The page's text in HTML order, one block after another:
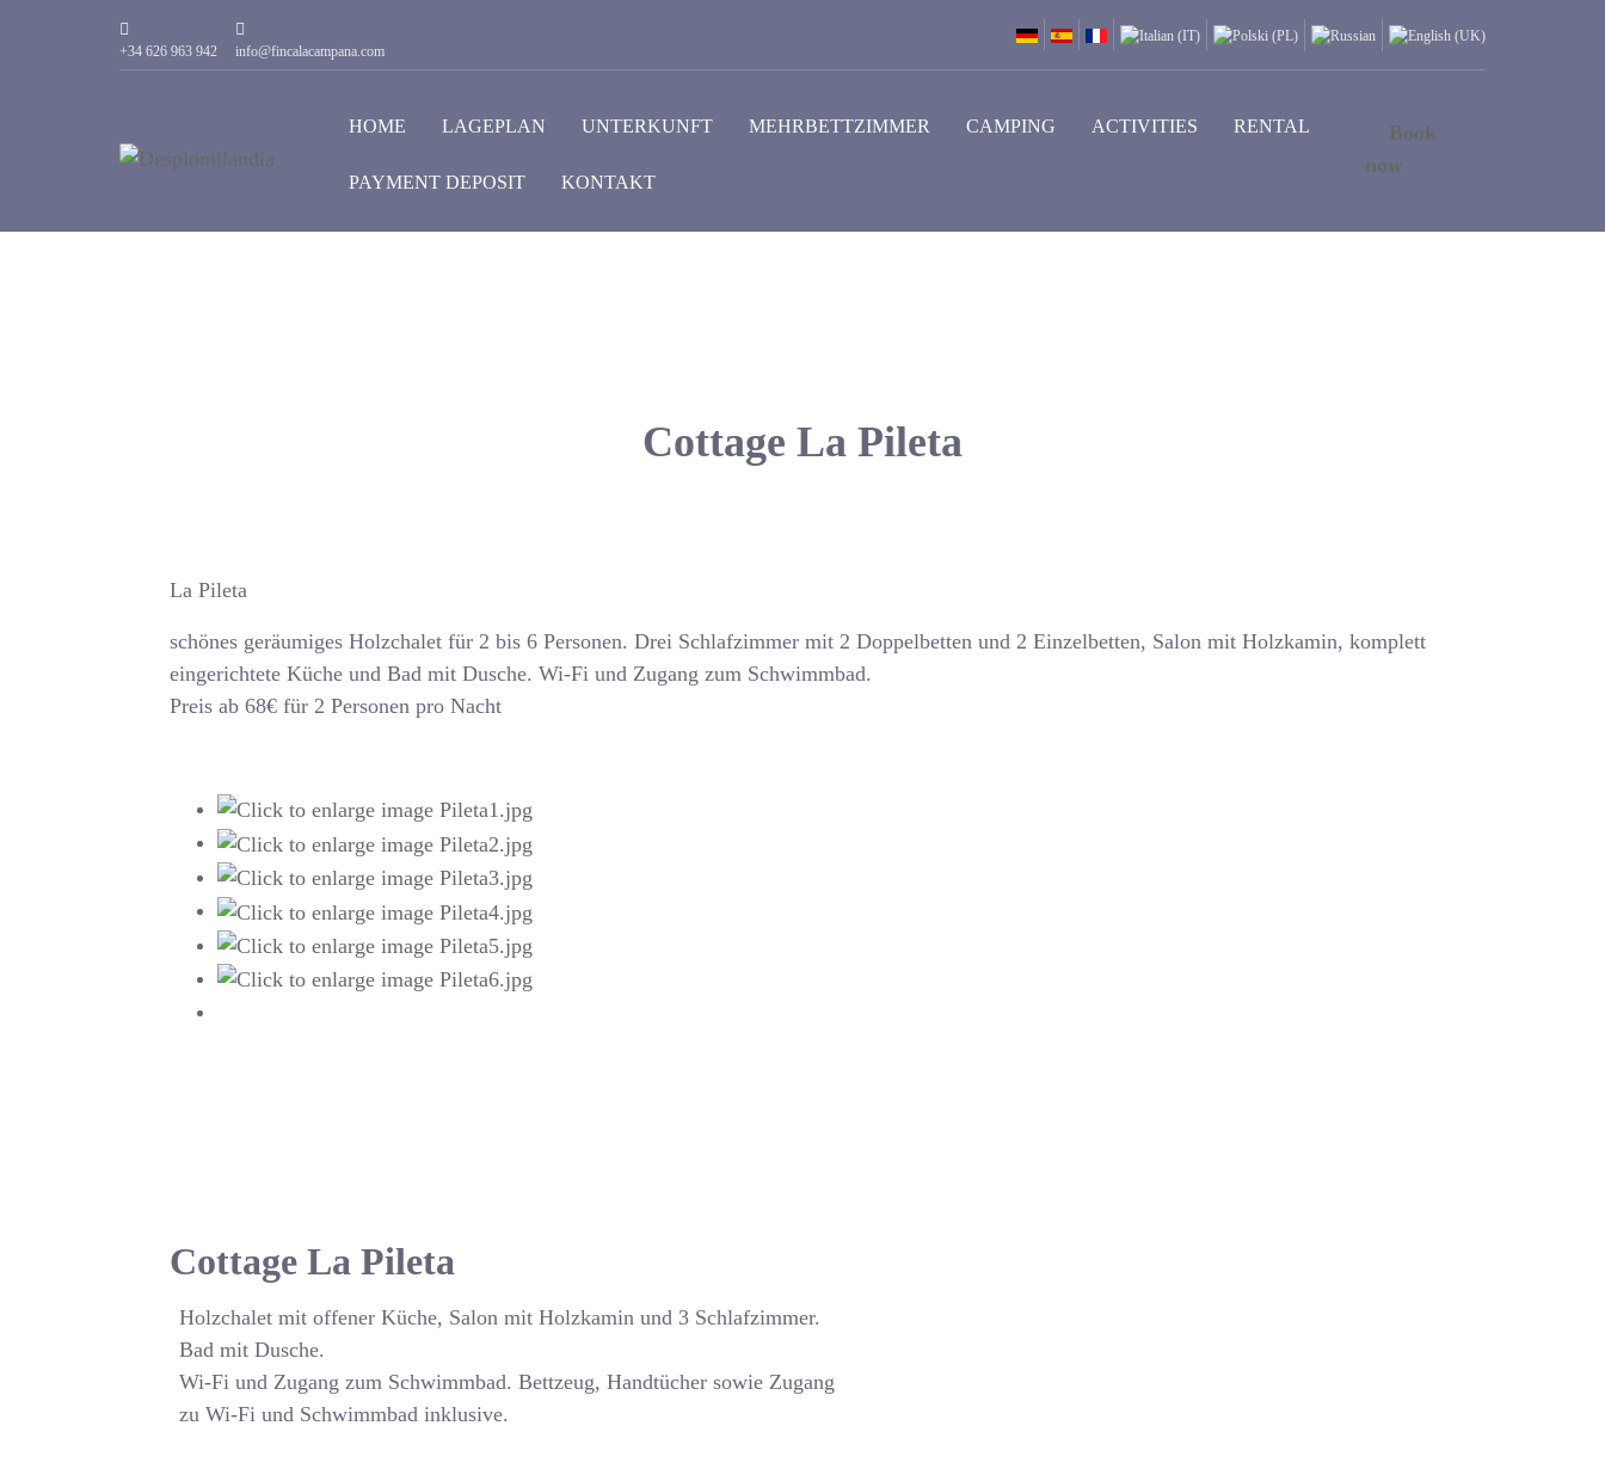
+34 626 963 942 info@fincalacampana.com
HOME LAGEPLAN UNTERKUNFT MEHRBETTZIMMER CAMPING ACTIVITIES RENTAL
PAYMENT DEPOSIT KONTAKT
Book
now
Cottage La Pileta
La Pileta
schönes geräumiges Holzchalet für 2 bis 6 Personen. Drei Schlafzimmer mit 2 Doppelbetten und 2 Einzelbetten, Salon mit Holzkamin, komplett
eingerichtete Küche und Bad mit Dusche. Wi-Fi und Zugang zum Schwimmbad.
Preis ab 68€ für 2 Personen pro Nacht
Cottage La Pileta
Holzchalet mit offener Küche, Salon mit Holzkamin und 3 Schlafzimmer.
Bad mit Dusche.
Wi-Fi und Zugang zum Schwimmbad. Bettzeug, Handtücher sowie Zugang
zu Wi-Fi und Schwimmbad inklusive.